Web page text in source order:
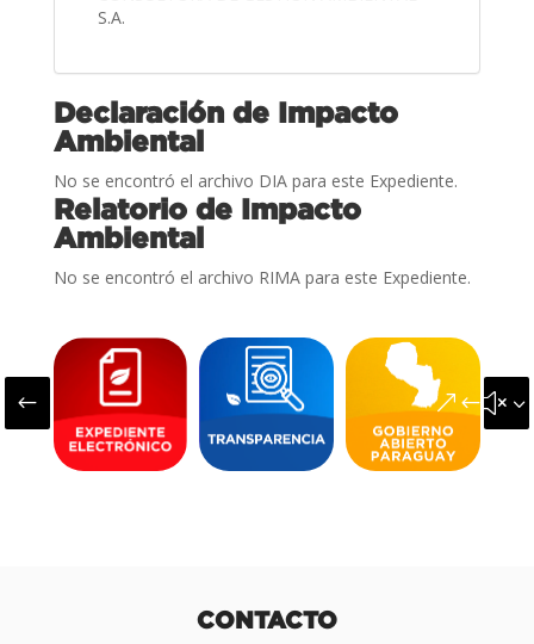
S.A.
Declaración de Impacto
Ambiental
No se encontró el archivo DIA para este Expediente.
Relatorio de Impacto
Ambiental
No se encontró el archivo RIMA para este Expediente.
#
CONTACTO